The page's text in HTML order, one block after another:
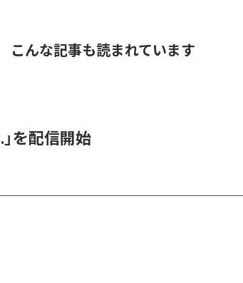
こんな記事も読まれています
」を配信開始